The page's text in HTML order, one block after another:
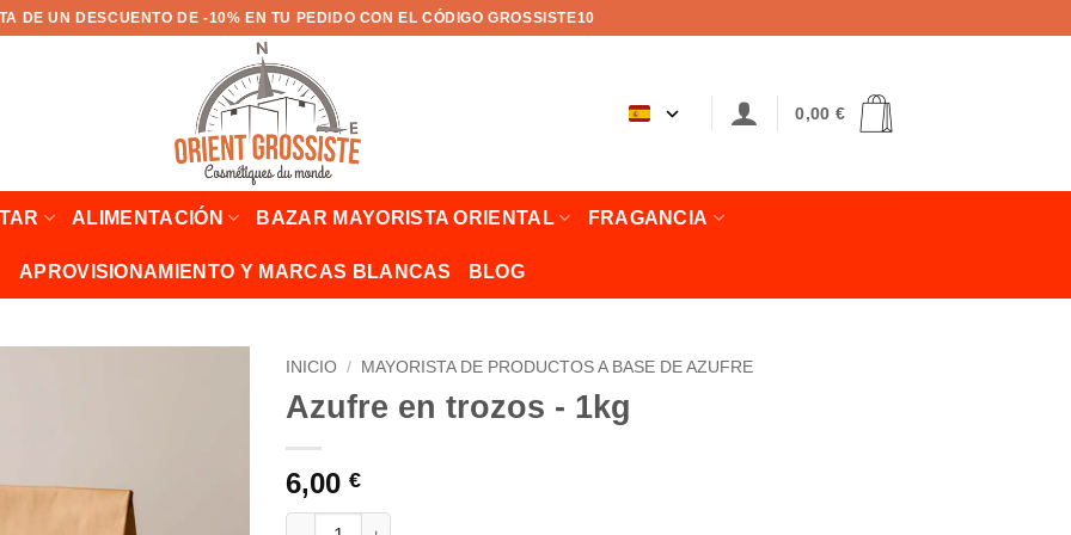
DE UN DESCUENTO DE -10% EN TU PEDIDO CON EL CÓDIGO GROSSISTE10
0,00 €
ALIMENTACIÓN BAZAR MAYORISTA ORIENTAL FRAGANCIA
APROVISIONAMIENTO Y MARCAS BLANCAS BLOG
INICIO / MAYORISTA DE PRODUCTOS A BASE DE AZUFRE
Azufre en trozos - 1kg
6,00 €
Cantidad Soufre en morceaux - 1kg